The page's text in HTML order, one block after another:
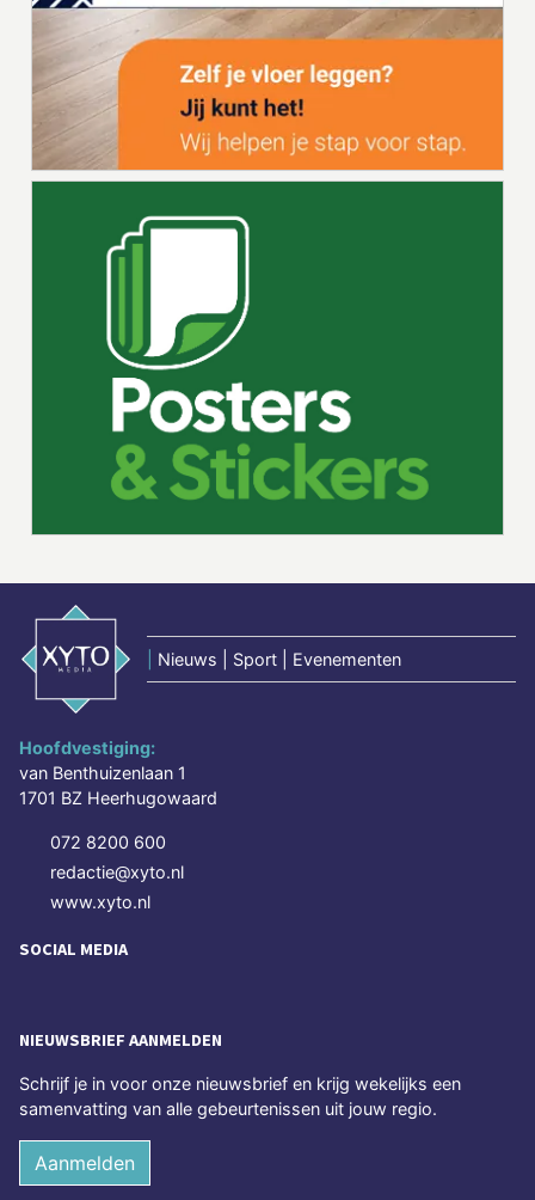
Nieuws | Sport | Evenementen
Hoofdvestiging:
van Benthuizenlaan 1
1701 BZ Heerhugowaard
072 8200 600
redactie@xyto.nl
www.xyto.nl
SOCIAL MEDIA
NIEUWSBRIEF AANMELDEN
Schrijf je in voor onze nieuwsbrief en krijg wekelijks een
samenvatting van alle gebeurtenissen uit jouw regio.
Aanmelden